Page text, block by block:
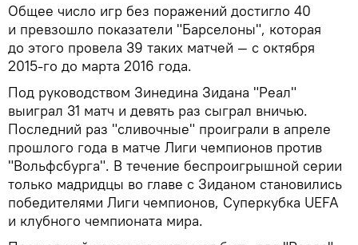
Общее число игр без поражений достигло 40
и превзошло показатели "Барселоны", которая
до этого провела 39 таких матчей — с октября
2015-го до марта 2016 года.
Под руководством Зинедина Зидана "Реал"
выиграл 31 матч и девять раз сыграл вничью.
Последний раз "сливочные" проиграли в апреле
прошлого года в матче Лиги чемпионов против
"Вольфсбурга". В течение беспроигрышной серии
только мадридцы во главе с Зиданом становились
победителями Лиги чемпионов, Суперкубка UEFA
и клубного чемпионата мира.